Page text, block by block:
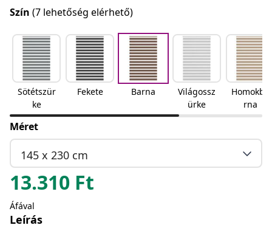
Szín (7 lehetőség elérhető)
Sötétszür
ke
Fekete Barna
Világossz
ürke
Homokba
rna
Méret
145 x 230 cm
13.310 Ft
Áfával
Leírás